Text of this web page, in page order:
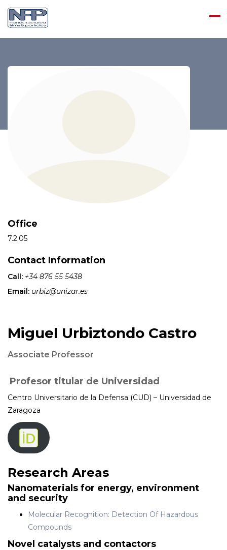
Office
7.2.05
Contact Information
Call: +34 876 55 5438
Email: urbiz@unizar.es
Miguel Urbiztondo Castro
Associate Professor
Profesor titular de Universidad
Centro Universitario de la Defensa (CUD) – Universidad de
Zaragoza
Research Areas
Nanomaterials for energy, environment
and security
Molecular Recognition: Detection Of Hazardous
Compounds
Novel catalysts and contactors